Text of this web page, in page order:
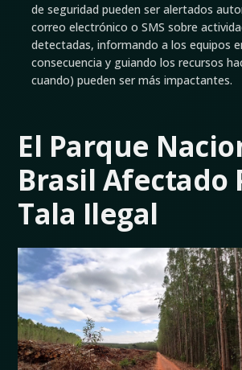
de seguridad pueden ser alertados
correo electrónico o SMS sobre
detectadas, informando a los equipos
consecuencia y guiando los recursos
cuando) pueden ser más impactantes.
El Parque
Brasil Afectado
Tala Ilegal